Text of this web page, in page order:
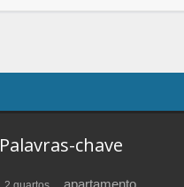
Palavras-chave
apartamento